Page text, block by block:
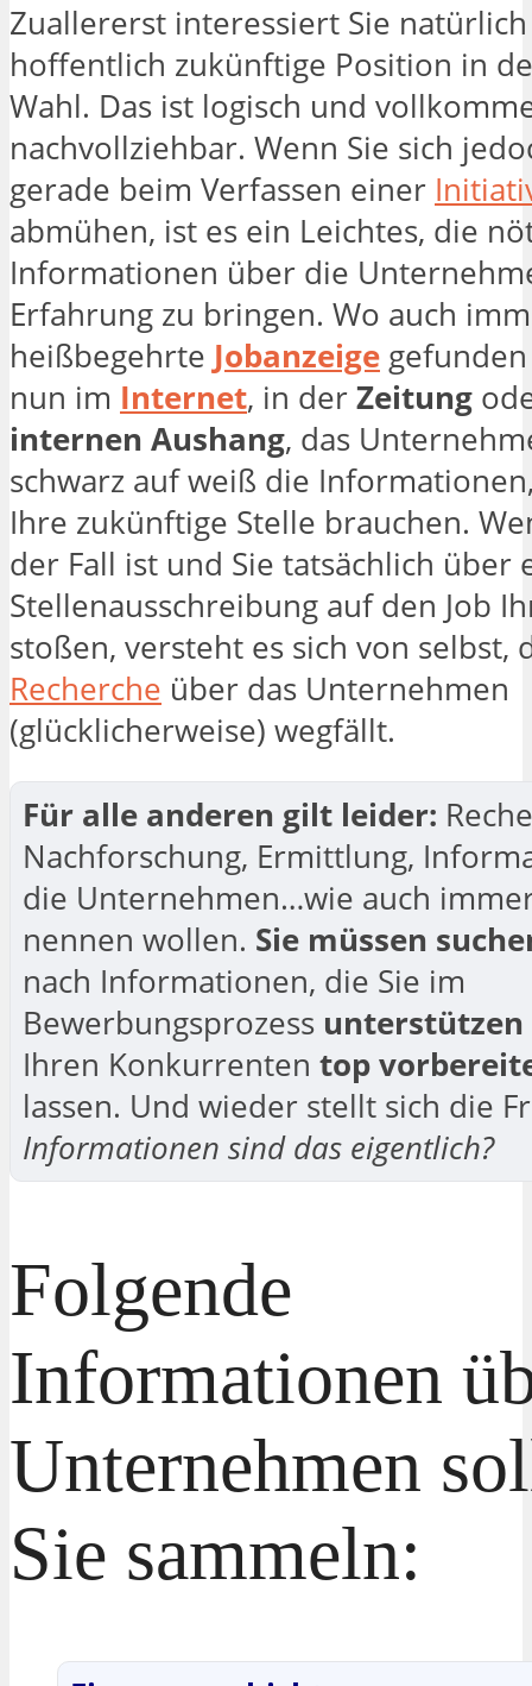
Zuallererst interessiert Sie
hoffentlich zukünftige Position in
Wahl. Das ist logisch und
nachvollziehbar. Wenn Sie sich
gerade beim Verfassen einer
abmühen, ist es ein Leichtes, die
Informationen über die
Erfahrung zu bringen. Wo auch
heißbegehrte Jobanzeige
nun im Internet, in der Zeitung
internen Aushang, das
schwarz auf weiß die
Ihre zukünftige Stelle brauchen.
der Fall ist und Sie tatsächlich über
Stellenausschreibung auf den Job
stoßen, versteht es sich von selbst,
Recherche über das Unternehmen
(glücklicherweise) wegfällt.
Für alle anderen gilt leider:
Nachforschung, Ermittlung,
die Unternehmen…wie auch
nennen wollen. Sie müssen
nach Informationen, die Sie im
Bewerbungsprozess unterstützen
Ihren Konkurrenten top
lassen. Und wieder stellt sich die
Informationen sind das eigentlich?
Folgende
Informationen
Unternehmen
Sie sammeln: